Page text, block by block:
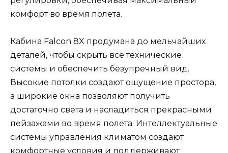
комфорт во время полета.
Кабина Falcon 8X продумана до мельчайших
деталей, чтобы скрыть все технические
системы и обеспечить безупречный вид.
Высокие потолки создают ощущение простора,
а широкие окна позволяют получить
достаточно света и насладиться прекрасными
пейзажами во время полета. Интеллектуальные
системы управления климатом создают
комфортные условия и поддерживают